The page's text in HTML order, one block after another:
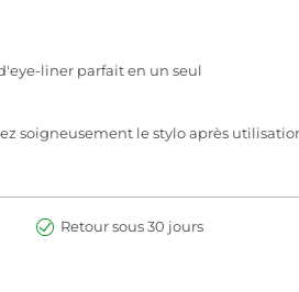
liner parfait en un seul
soigneusement le stylo après
Retour sous 30 jours